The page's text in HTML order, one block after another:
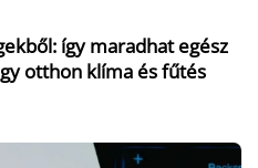
így maradhat egész
otthon klíma és fűtés